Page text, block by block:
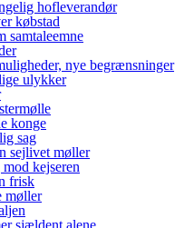
hofleverandør
købstad
samtaleemne
nye begrænsninger
ulykker
konge
sag
sejlivet møller
kejseren
frisk
møller
sjældent alene